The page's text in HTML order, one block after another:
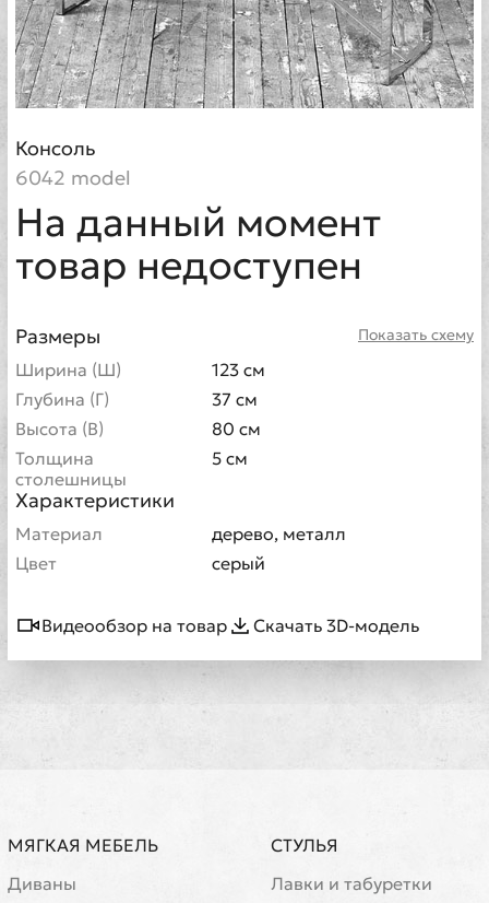
Консоль
6042 model
На данный момент
товар недоступен
Показать схему
Размеры
Ширина (Ш)
123 см
Глубина (Г)
37 см
Высота (В)
80 см
Толщина
столешницы
5 см
Характеристики
Материал
дерево, металл
Цвет
серый
Видеообзор на товар Скачать 3D-модель
МЯГКАЯ МЕБЕЛЬ
Диваны
СТУЛЬЯ
Лавки и табуретки